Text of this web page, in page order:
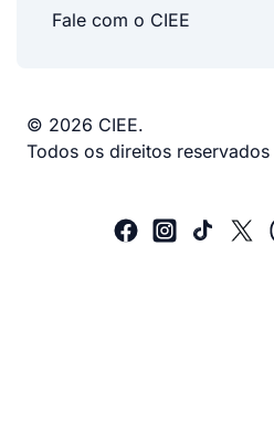
Fale com o CIEE
© 2026 CIEE.
Todos os direitos reservados